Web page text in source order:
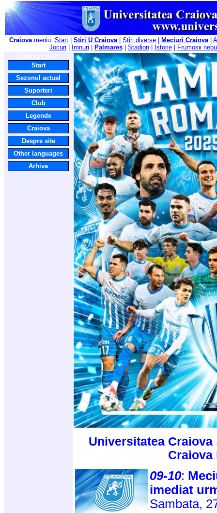
Craiovameniu: Start| Stiri U Craiova| Stiri diverse| Meciuri Craiova|
Jocuri
Imnuri Palmares| Stadion| Istorie|
Frumosii
Start
Sezonul actual
Suporteri
Club
Legende
Craiova
Despre site
Other languages
Arhiva
Universitatea
Craiova
09-10:
imediat
Sambata,